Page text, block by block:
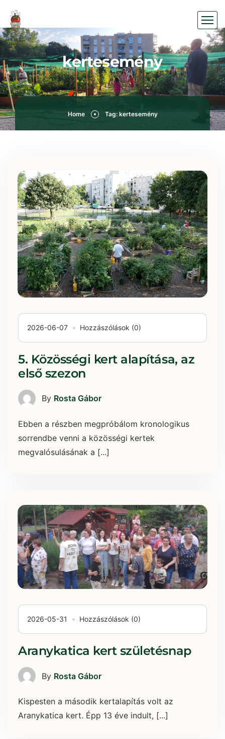
kertesemény
Home Tag: kertesemény
2026-06-07 Hozzászólások (0)
5. Közösségi kert alapítása, az
első szezon
By Rosta Gábor
Ebben a részben megpróbálom kronologikus
sorrendbe venni a közösségi kertek
megvalósulásának a [...]
2026-05-31 Hozzászólások (0)
Aranykatica kert születésnap
By Rosta Gábor
Kispesten a második kertalapítás volt az
Aranykatica kert. Épp 13 éve indult, [...]